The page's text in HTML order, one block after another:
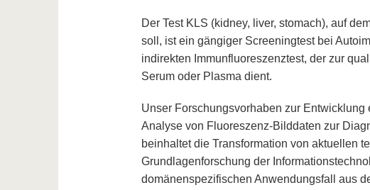
Der Test KLS (kidney, liver, stomach), auf
soll, ist ein gängiger Screeningtest bei
indirekten Immunfluoreszenztest, der zur
Serum oder Plasma dient.
Unser Forschungsvorhaben zur
Analyse von Fluoreszenz-Bilddaten zur
beinhaltet die Transformation von aktuellen
Grundlagenforschung der
domänenspezifischen Anwendungsfall aus